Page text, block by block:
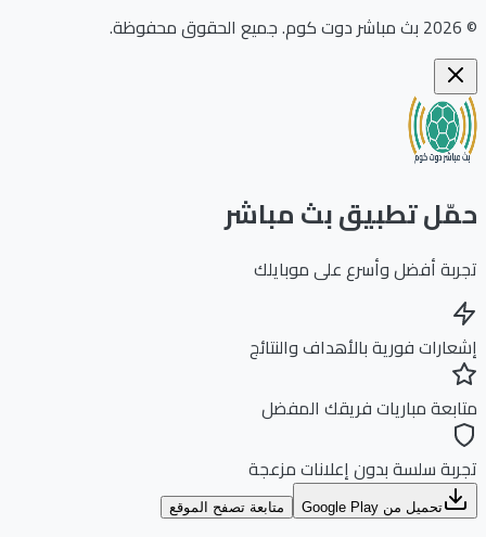
بث مباشر دوت كوم.جميع الحقوق محفوظة.
تطبيق بث مباشر
أفضل وأسرع على موبايلك
فورية بالأهداف والنتائج
مباريات فريقك المفضل
سلسة بدون إعلانات مزعجة
تحميل من Google Play متابعة تصفح الموقع